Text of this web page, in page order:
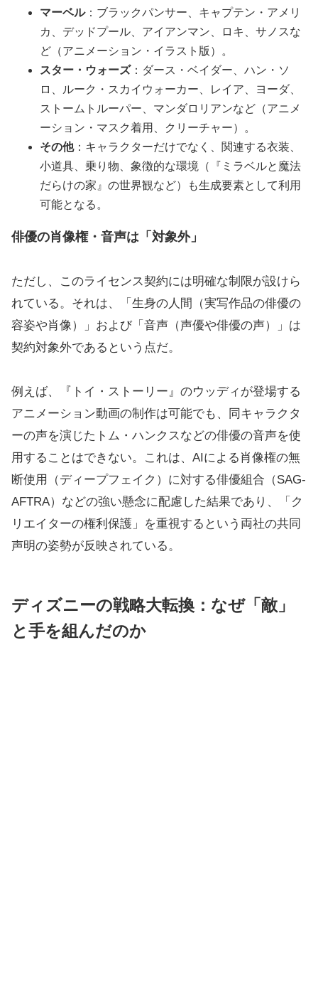
マーベル：ブラックパンサー、キャプテン・アメリ
カ、デッドプール、アイアンマン、ロキ、サノスな
ど（アニメーション・イラスト版）。
スター・ウォーズ：ダース・ベイダー、ハン・ソ
ロ、ルーク・スカイウォーカー、レイア、ヨーダ、
ストームトルーパー、マンダロリアンなど（アニメ
ーション・マスク着用、クリーチャー）。
その他：キャラクターだけでなく、関連する衣装、
小道具、乗り物、象徴的な環境（『ミラベルと魔法
だらけの家』の世界観など）も生成要素として利用
可能となる。
俳優の肖像権・音声は「対象外」
ただし、このライセンス契約には明確な制限が設けら
れている。それは、「生身の人間（実写作品の俳優の
容姿や肖像）」および「音声（声優や俳優の声）」は
契約対象外であるという点だ。
例えば、『トイ・ストーリー』のウッディが登場する
アニメーション動画の制作は可能でも、同キャラクタ
ーの声を演じたトム・ハンクスなどの俳優の音声を使
用することはできない。これは、AIによる肖像権の無
断使用（ディープフェイク）に対する俳優組合（SAG-
AFTRA）などの強い懸念に配慮した結果であり、「ク
リエイターの権利保護」を重視するという両社の共同
声明の姿勢が反映されている。
ディズニーの戦略大転換：なぜ「敵」
と手を組んだのか